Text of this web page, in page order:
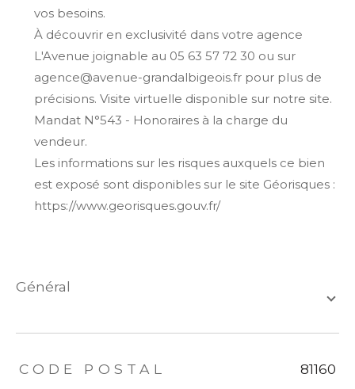
vos besoins.
À découvrir en exclusivité dans votre agence
L'Avenue joignable au 05 63 57 72 30 ou sur
agence@avenue-grandalbigeois.fr pour plus de
précisions. Visite virtuelle disponible sur notre site.
Mandat N°543 - Honoraires à la charge du
vendeur.
Les informations sur les risques auxquels ce bien
est exposé sont disponibles sur le site Géorisques :
https://www.georisques.gouv.fr/
général
TRAD_ZEPHYR_Caracteristique TRAD_ZEPHYR_Valeurs
CODE POSTAL 81160